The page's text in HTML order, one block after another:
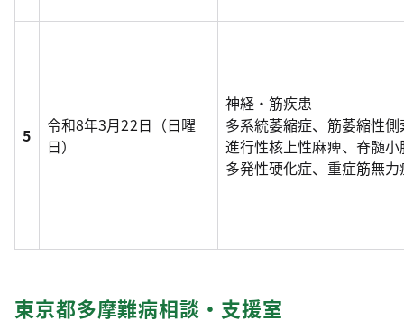
5
令和8年3月22日（日曜
日）
神経・筋疾患
多系統萎縮症、筋萎縮性
進行性核上性麻痺、脊髄
多発性硬化症、重症筋無力
東京都多摩難病相談・支援室